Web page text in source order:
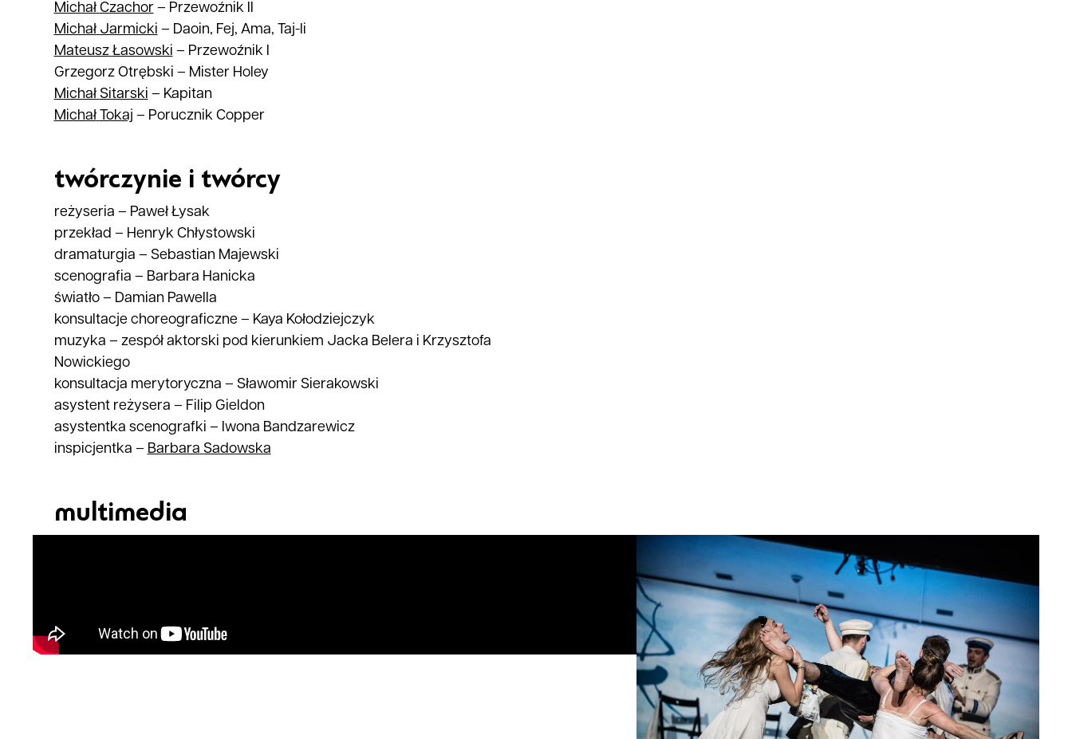
Michał Czachor– Przewoźnik II
Michał Jarmicki – Daoin, Fej, Ama, Taj-li
Mateusz Łasowski – Przewoźnik I
Grzegorz Otrębski – Mister Holey
Michał Sitarski – Kapitan
Michał Tokaj – Porucznik Copper
twórczynie i twórcy
reżyseria – Paweł Łysak
przekład – Henryk Chłystowski
dramaturgia – Sebastian Majewski
scenografia – Barbara Hanicka
światło– Damian Pawella
konsultacje choreograficzne– Kaya Kołodziejczyk
muzyka – zespół aktorski pod kierunkiem Jacka Belera i Krzysztofa
Nowickiego
konsultacja merytoryczna – Sławomir Sierakowski
asystent reżysera – Filip Gieldon
asystentka scenografki – Iwona Bandzarewicz
inspicjentka – Barbara Sadowska
multimedia